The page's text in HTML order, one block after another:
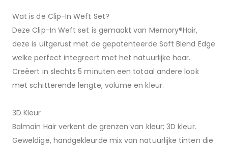
Wat is de Clip-In Weft Set?
Deze Clip-In Weft set is gemaakt van Memory®Hair,
deze is uitgerust met de gepatenteerde Soft Blend Edge
welke perfect integreert met het natuurlijke haar.
Creëert in slechts 5 minuten een totaal andere look
met schitterende lengte, volume en kleur.
3D Kleur
Balmain Hair verkent de grenzen van kleur; 3D kleur.
Geweldige, handgekleurde mix van natuurlijke tinten die